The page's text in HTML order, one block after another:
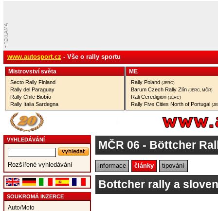
www.autosport.cz - Vše o rally sportu
Mistrovství­ světa
Secto Rally Finland
Rally del Paraguay
Rally Chile Biobío
Rally Italia Sardegna
ME
Rally Poland (JERC)
Barum Czech Rally Zlín (JERC, MČR)
Rali Ceredigion (JERC)
Rally Five Cities North of Portugal
VYHLEDÁVÁNÍ
Rozšířené vyhledávání
SOUKROMÁ INZERCE
Auto/Moto
MČR 06 - Böttcher
informace články tipování
Bottcher rally a